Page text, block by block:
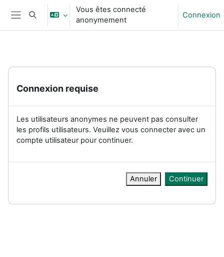
Passer au contenu principal
Panneau latéral
Activer/désactiver la saisie de recherche
Vous êtes connecté
anonymement
Connexion
Connexion requise
Les utilisateurs anonymes ne peuvent pas consulter
les profils utilisateurs. Veuillez vous connecter avec un
compte utilisateur pour continuer.
Annuler Continuer